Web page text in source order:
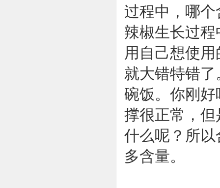
过程中，哪
辣椒生长过
用自己想使
就大错特错
碗饭。你刚
撑很正常，
什么呢？所
多含量。